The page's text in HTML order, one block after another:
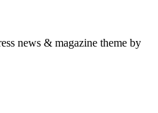
news & magazine theme by